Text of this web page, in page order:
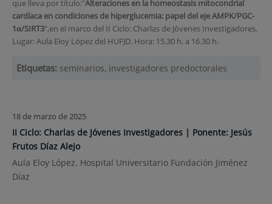
que lleva por título:"Alteraciones en la homeostasis mitocondrial
cardíaca en condiciones de hiperglucemia: papel del eje AMPK/PGC-
1α/SIRT3",en el marco del II Ciclo: Charlas de Jóvenes Investigadores.
Lugar: Aula Eloy López del HUFJD. Hora: 15.30 h. a 16.30 h.
Etiquetas: seminarios, investigadores predoctorales
18 de marzo de 2025
II Ciclo: Charlas de Jóvenes Investigadores | Ponente: Jesús
Frutos Díaz Alejo
Aula Eloy López. Hospital Universitario Fundación Jiménez
Díaz